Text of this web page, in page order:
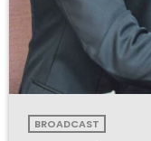
BROADCAST